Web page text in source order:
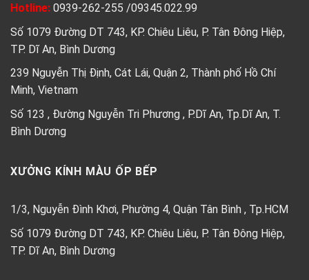
Hotline: 0939-262-255 /09345.022.99
Số 1079 Đường DT 743, KP. Chiêu Liêu, P. Tân Đông Hiệp,
TP. Dĩ An, Bình Dương
239 Nguyễn Thị Định, Cát Lái, Quận 2, Thành phố Hồ Chí
Minh, Vietnam
Số 123 , Đường Nguyễn Tri Phương , P.Dĩ An, Tp.Dĩ An, T.
Bình Dương
XƯỞNG KÍNH MÀU ỐP BẾP
1/3, Nguyễn Đình Khơi, Phường 4, Quận Tân Bình , Tp.HCM
Số 1079 Đường DT 743, KP. Chiêu Liêu, P. Tân Đông Hiệp,
TP. Dĩ An, Bình Dương